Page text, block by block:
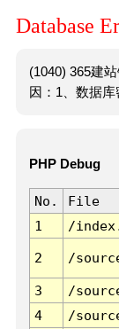
Database
(1040) 365建
因：1、数据库
PHP Debug
No. File
1
/
2 /
3 /
4
/